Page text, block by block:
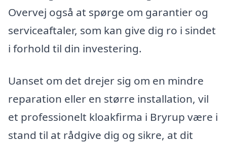
Overvej også at spørge om garantier og
serviceaftaler, som kan give dig ro i sindet
i forhold til din investering.
Uanset om det drejer sig om en mindre
reparation eller en større installation, vil
et professionelt kloakfirma i Bryrup være i
stand til at rådgive dig og sikre, at dit